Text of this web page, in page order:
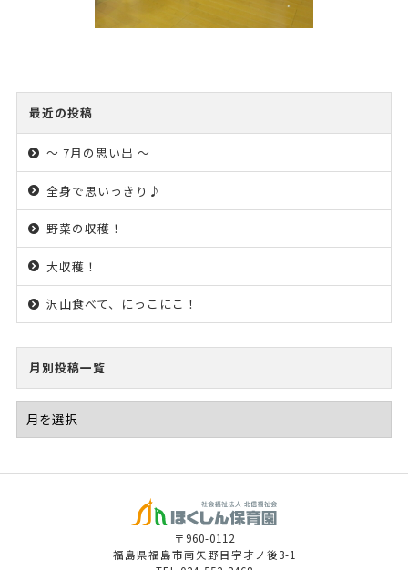
最近の投稿
～ 7月の思い出 ～
全身で思いっきり♪
野菜の収穫！
大収穫！
沢山食べて、にっこにこ！
月別投稿一覧
〒960-0112
福島県福島市南矢野目字才ノ後3-1